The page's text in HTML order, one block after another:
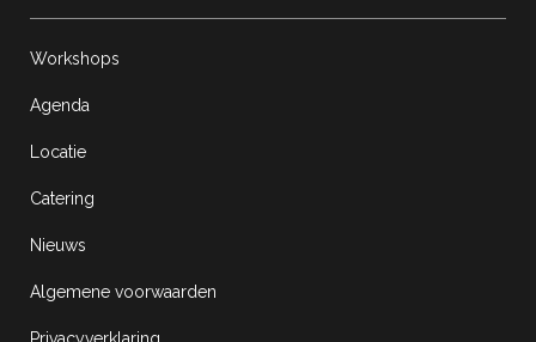
Workshops
Agenda
Locatie
Catering
Nieuws
Algemene voorwaarden